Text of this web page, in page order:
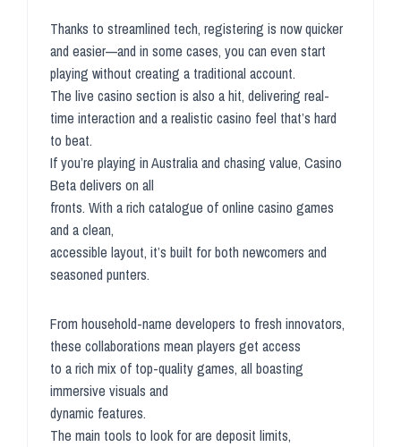
Thanks to streamlined tech, registering is now quicker
and easier—and in some cases, you can even start
playing without creating a traditional account.
The live casino section is also a hit, delivering real-
time interaction and a realistic casino feel that’s hard
to beat.
If you’re playing in Australia and chasing value, Casino
Beta delivers on all
fronts. With a rich catalogue of online casino games
and a clean,
accessible layout, it’s built for both newcomers and
seasoned punters.
From household-name developers to fresh innovators,
these collaborations mean players get access
to a rich mix of top-quality games, all boasting
immersive visuals and
dynamic features.
The main tools to look for are deposit limits,